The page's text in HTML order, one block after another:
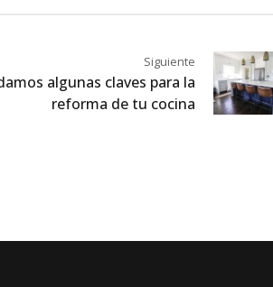
Siguiente
algunas claves para la
reforma de tu cocina